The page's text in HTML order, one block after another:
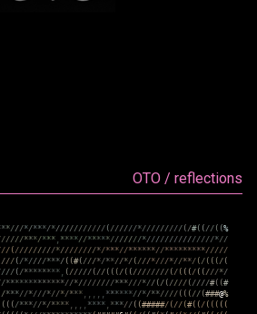
OTO / reflections
**///*/***/*/////////// (//////*///////// (/#( (// ( (%
/////***/*** , ****//*****///////*///////////////*//
// (/////////*////////*/***//******//*********/////
/// (/*////***/ ( (#(///*/**//*/ (///*///*//**/ (/ ( ( (/ (
/// (/******** , (///// (// ( ( (/ ( (//////// (/ ( ( (/ ( (///*/
/*************//*////////***///*// (/ (//// (////#( (#
/***//*///*//*/*** , , , , , ******//*/**//// ( ( (// (###@%
( ( (/***//*/**** , , , , **** , ***// ( (#####/ (// (#( (/ ( ( ( ( (